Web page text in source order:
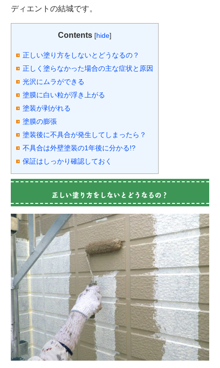
ディエントの結城です。
Contents [hide]
正しい塗り方をしないとどうなるの？
正しく塗らなかった場合の主な症状と原因
光沢にムラができる
塗膜に白い粒が浮き上がる
塗装が剥がれる
塗膜の膨張
塗装後に不具合が発生してしまったら？
不具合は外壁塗装の1年後に分かる!?
保証はしっかり確認しておく
正しい塗り方をしないとどうなるの？